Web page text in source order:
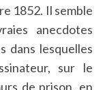
1852. Il semble
anecdotes
dans lesquelles
sur le
de prison, en